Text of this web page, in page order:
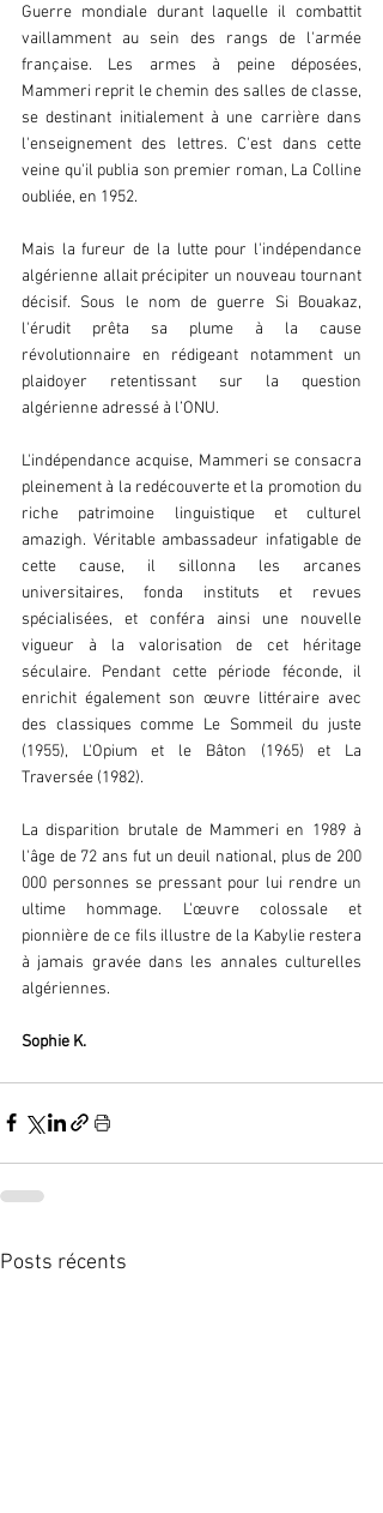
Guerre mondiale durant laquelle il combattit
vaillamment au sein des rangs de l'armée
française. Les armes à peine déposées,
Mammeri reprit le chemin des salles de classe,
se destinant initialement à une carrière dans
l'enseignement des lettres. C'est dans cette
veine qu'il publia son premier roman, La Colline
oubliée, en 1952.
Mais la fureur de la lutte pour l'indépendance
algérienne allait précipiter un nouveau tournant
décisif. Sous le nom de guerre Si Bouakaz,
l'érudit prêta sa plume à la cause
révolutionnaire en rédigeant notamment un
plaidoyer retentissant sur la question
algérienne adressé à l’ONU.
L'indépendance acquise, Mammeri se consacra
pleinement à la redécouverte et la promotion du
riche patrimoine linguistique et culturel
amazigh. Véritable ambassadeur infatigable de
cette cause, il sillonna les arcanes
universitaires, fonda instituts et revues
spécialisées, et conféra ainsi une nouvelle
vigueur à la valorisation de cet héritage
séculaire. Pendant cette période féconde, il
enrichit également son œuvre littéraire avec
des classiques comme Le Sommeil du juste
(1955), L'Opium et le Bâton (1965) et La
Traversée (1982).
La disparition brutale de Mammeri en 1989 à
l'âge de 72 ans fut un deuil national, plus de 200
000 personnes se pressant pour lui rendre un
ultime hommage. L'œuvre colossale et
pionnière de ce fils illustre de la Kabylie restera
à jamais gravée dans les annales culturelles
algériennes.
Sophie K.
Posts récents